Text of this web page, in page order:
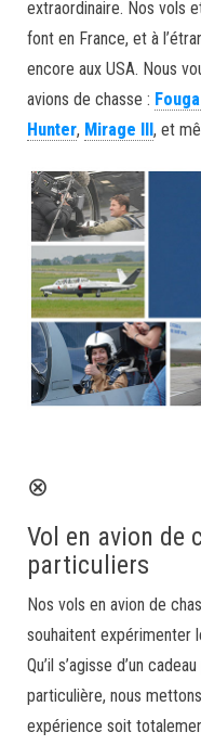
extraordinaire. Nos vols
font en France, et à
encore aux USA. Nous
avions de chasse :
Hunter, Mirage III , et
⊗
Vol en avion de
particuliers
Nos vols en avion de
souhaitent expérimenter
Qu’il s’agisse d’un
particulière, nous
expérience soit